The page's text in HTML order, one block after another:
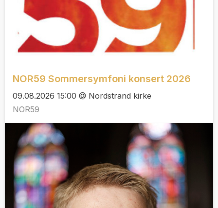
NOR59 Sommersymfoni konsert 2026
09.08.2026 15:00 @ Nordstrand kirke
NOR59